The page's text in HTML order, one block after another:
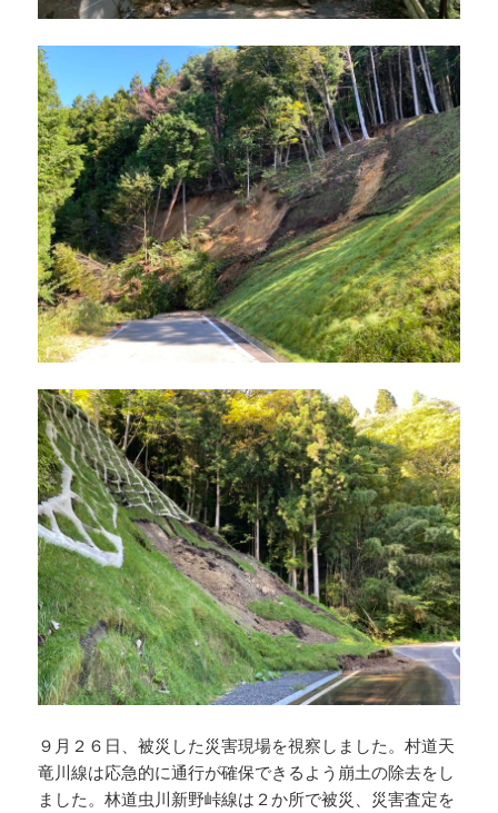
９月２６日、被災した災害現場を視察しました。村道天
竜川線は応急的に通行が確保できるよう崩土の除去をし
ました。林道虫川新野峠線は２か所で被災、災害査定を